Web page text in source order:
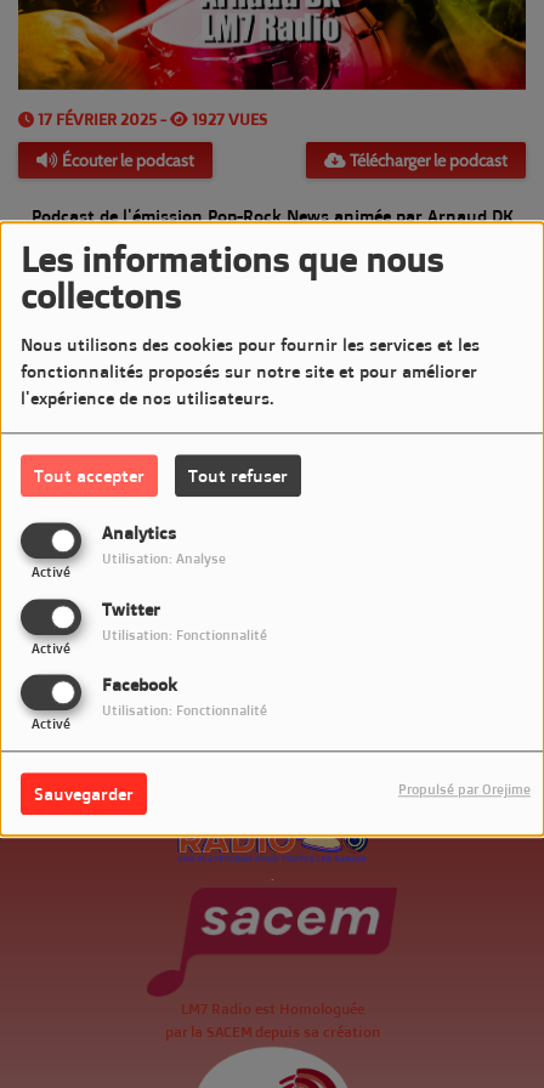
Les informations que nous
collectons
Nous utilisons des cookies pour fournir les services et les
fonctionnalités proposés sur notre site et pour améliorer
l'expérience de nos utilisateurs.
Tout accepter Tout refuser
Analytics
Activé
Utilisation: Analyse
Twitter
Activé
Utilisation: Fonctionnalité
Facebook
Activé
Utilisation: Fonctionnalité
Sauvegarder Propulsé par Orejime
17 FÉVRIER 2025 - 1927 VUES
Écouter le podcast Télécharger le podcast
Podcast de l'émission Pop-Rock News animée par Arnaud DK
Diffusée le Lundi 17 Février 2025 de 20h à 21h sur LM7
Commentaires(0)
Connectez-vous pour commenter cet article
SE CONNECTER
LM7 Radio est Homologuée
par la SACEM depuis sa création